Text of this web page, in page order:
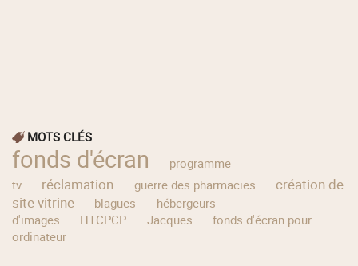
MOTS CLÉS
fonds d'écran
programme
tv
réclamation guerre des pharmacies
création de
site vitrine
blagues
hébergeurs
d'images
HTCPCP Jacques
fonds d'écran pour
ordinateur